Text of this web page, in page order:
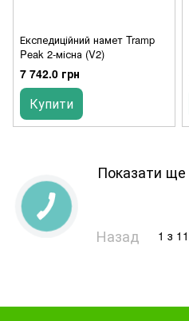
Експедиційний намет Tramp
Peak 2-місна (V2)
7 742.0 грн
Купити
Показати ще
Назад 1 з 11